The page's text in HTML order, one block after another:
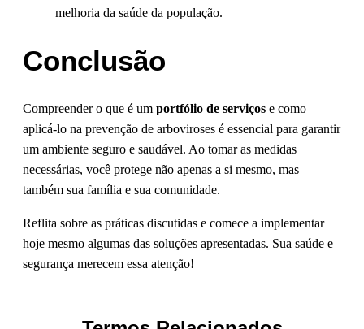
melhoria da saúde da população.
Conclusão
Compreender o que é um portfólio de serviços e como
aplicá-lo na prevenção de arboviroses é essencial para garantir
um ambiente seguro e saudável. Ao tomar as medidas
necessárias, você protege não apenas a si mesmo, mas
também sua família e sua comunidade.
Reflita sobre as práticas discutidas e comece a implementar
hoje mesmo algumas das soluções apresentadas. Sua saúde e
segurança merecem essa atenção!